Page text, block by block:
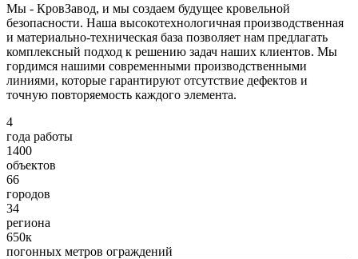
Мы - КровЗавод, и мы создаем будущее кровельной
безопасности. Наша высокотехнологичная производственная
и материально-техническая база позволяет нам предлагать
комплексный подход к решению задач наших клиентов. Мы
гордимся нашими современными производственными
линиями, которые гарантируют отсутствие дефектов и
точную повторяемость каждого элемента.
4
года работы
1400
объектов
66
городов
34
региона
650к
погонных метров ограждений